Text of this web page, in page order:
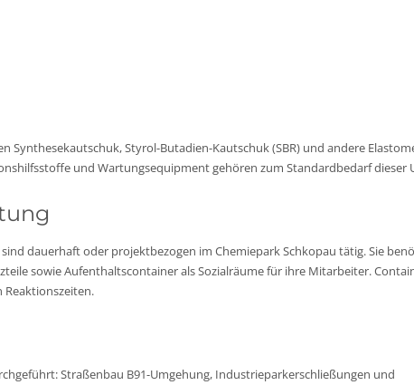
Styrol-Butadien-Kautschuk (SBR) und andere
und Wartungsequipment gehören zum Standardbedarf dieser
dauerhaft oder projektbezogen im Chemiepark Schkopau tätig. Sie
sowie Aufenthaltscontainer als Sozialräume für ihre Mitarbeiter.
Reaktionszeiten.
Straßenbau B91-Umgehung, Industrieparkerschließungen und